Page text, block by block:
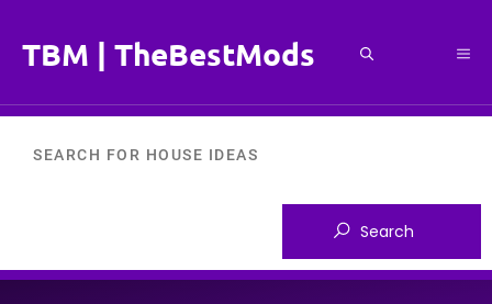
springen
TBM | TheBestMods